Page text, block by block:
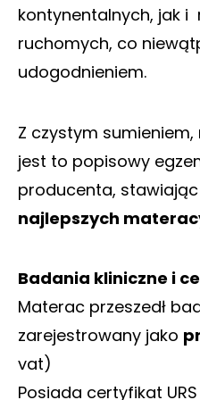
kontynentalnych, jak i
ruchomych, co
udogodnieniem.
Z czystym
jest to popisowy
producenta,
najlepszych
Badania kliniczne i
Materac przeszedł
zarejestrowany jako
vat)
Posiada certyfikat